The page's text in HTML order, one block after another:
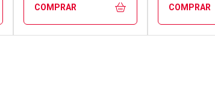
COMPRAR COMPRAR